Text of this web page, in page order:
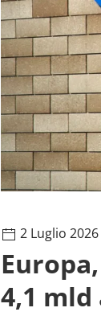
2 Luglio 2026
4,1 mld